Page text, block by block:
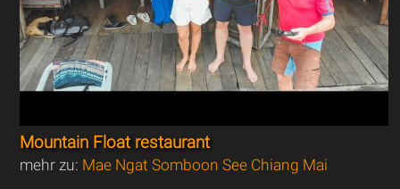
Mountain Float restaurant
mehr zu: Mae Ngat Somboon See Chiang Mai